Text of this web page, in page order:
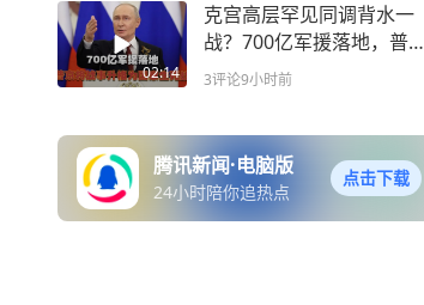
02:14
克宫高层罕见同调背水一
战？700亿军援落地，普京
将战事升格为国家生死战
3评论9小时前
腾讯新闻·电脑版
24小时陪你追热点
点击下载